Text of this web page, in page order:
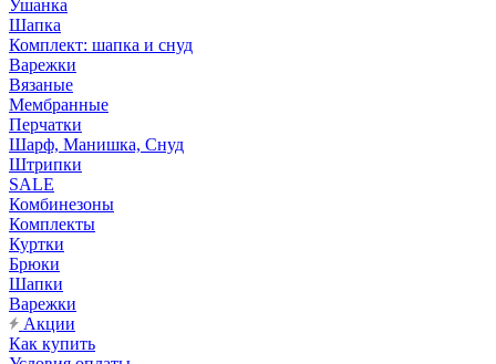
Ушанка
Шапка
Комплект: шапка и снуд
Варежки
Вязаные
Мембранные
Перчатки
Шарф, Манишка, Снуд
Штрипки
SALE
Комбинезоны
Комплекты
Куртки
Брюки
Шапки
Варежки
Акции
Как купить